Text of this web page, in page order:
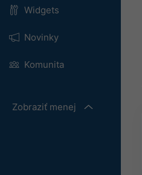
Widgets
Novinky
Komunita
Zobraziť menej